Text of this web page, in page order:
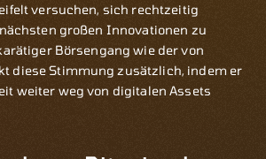
versuchen, sich rechtzeitig
großen Innovationen zu
Börsengang wie der von
diese Stimmung zusätzlich, indem er
weiter weg von digitalen Assets